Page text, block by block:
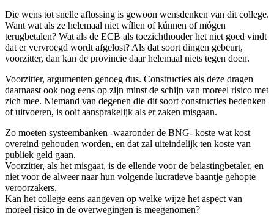
Die wens tot snelle aflossing is gewoon wensdenken van dit college.
Want wat als ze helemaal niet wíllen of kúnnen of mógen
terugbetalen? Wat als de ECB als toezichthouder het niet goed vindt
dat er vervroegd wordt afgelost? Als dat soort dingen gebeurt,
voorzitter, dan kan de provincie daar helemaal niets tegen doen.
Voorzitter, argumenten genoeg dus. Constructies als deze dragen
daarnaast ook nog eens op zijn minst de schijn van moreel risico met
zich mee. Niemand van degenen die dit soort constructies bedenken
of uitvoeren, is ooit aansprakelijk als er zaken misgaan.
Zo moeten systeembanken -waaronder de BNG- koste wat kost
overeind gehouden worden, en dat zal uiteindelijk ten koste van
publiek geld gaan.
Voorzitter, als het misgaat, is de ellende voor de belastingbetaler, en
niet voor de alweer naar hun volgende lucratieve baantje gehopte
veroorzakers.
Kan het college eens aangeven op welke wijze het aspect van
moreel risico in de overwegingen is meegenomen?